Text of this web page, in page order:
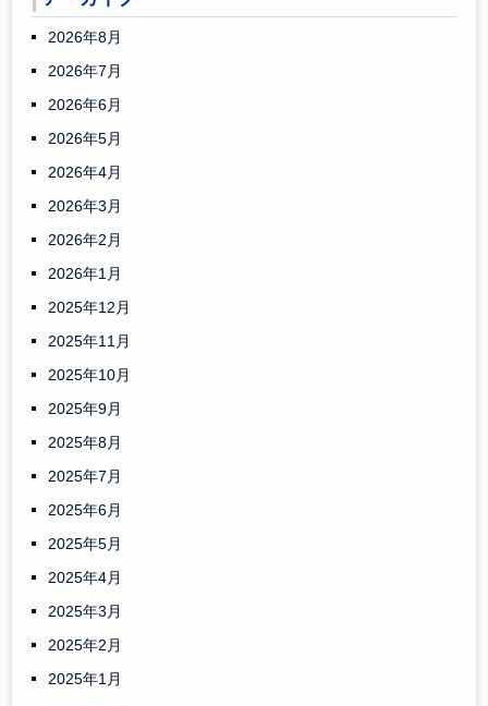
2026年8月
2026年7月
2026年6月
2026年5月
2026年4月
2026年3月
2026年2月
2026年1月
2025年12月
2025年11月
2025年10月
2025年9月
2025年8月
2025年7月
2025年6月
2025年5月
2025年4月
2025年3月
2025年2月
2025年1月